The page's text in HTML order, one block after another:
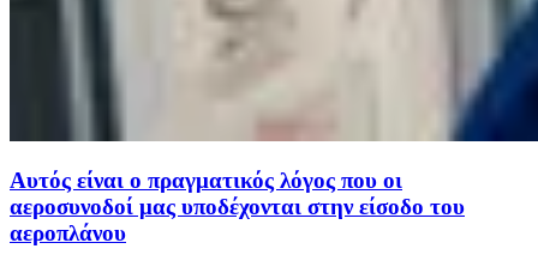
Αυτός είναι ο πραγματικός λόγος που οι
αεροσυνοδοί μας υποδέχονται στην είσοδο του
αεροπλάνου